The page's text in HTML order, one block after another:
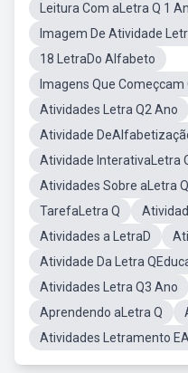
Leitura Com aLetra Q 1
Imagem De Atividade
18 LetraDo Alfabeto
Imagens Que Começcam
Atividades Letra Q2 Ano
Atividade
Atividade InterativaLetra
Atividades Sobre aLetra
TarefaLetra Q
Atividades a LetraD
Atividade Da Letra
Atividades Letra Q3 Ano
Aprendendo aLetra Q
Atividades Letramento